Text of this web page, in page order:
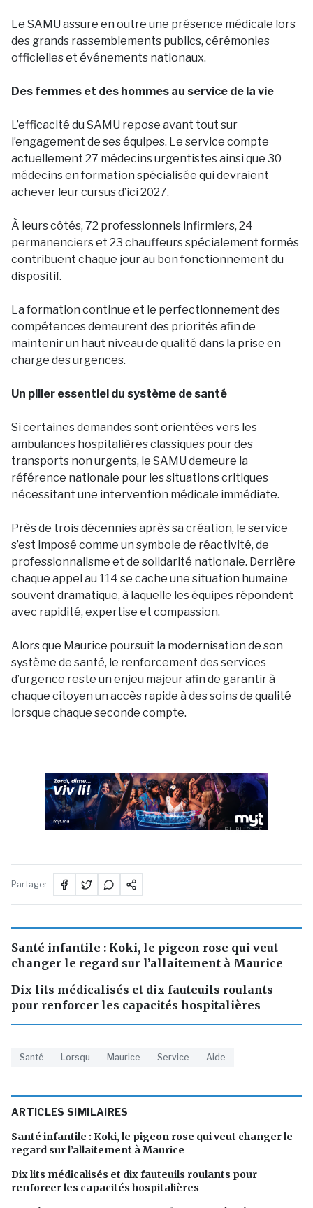
Le SAMU assure en outre une présence médicale lors
des grands rassemblements publics, cérémonies
officielles et événements nationaux.
Des femmes et des hommes au service de la vie
L’efficacité du SAMU repose avant tout sur
l’engagement de ses équipes. Le service compte
actuellement 27 médecins urgentistes ainsi que 30
médecins en formation spécialisée qui devraient
achever leur cursus d’ici 2027.
À leurs côtés, 72 professionnels infirmiers, 24
permanenciers et 23 chauffeurs spécialement formés
contribuent chaque jour au bon fonctionnement du
dispositif.
La formation continue et le perfectionnement des
compétences demeurent des priorités afin de
maintenir un haut niveau de qualité dans la prise en
charge des urgences.
Un pilier essentiel du système de santé
Si certaines demandes sont orientées vers les
ambulances hospitalières classiques pour des
transports non urgents, le SAMU demeure la
référence nationale pour les situations critiques
nécessitant une intervention médicale immédiate.
Près de trois décennies après sa création, le service
s’est imposé comme un symbole de réactivité, de
professionnalisme et de solidarité nationale. Derrière
chaque appel au 114 se cache une situation humaine
souvent dramatique, à laquelle les équipes répondent
avec rapidité, expertise et compassion.
Alors que Maurice poursuit la modernisation de son
système de santé, le renforcement des services
d’urgence reste un enjeu majeur afin de garantir à
chaque citoyen un accès rapide à des soins de qualité
lorsque chaque seconde compte.
PUBLICITÉ
Partager
Santé infantile : Koki, le pigeon rose qui veut
changer le regard sur l’allaitement à Maurice
Dix lits médicalisés et dix fauteuils roulants
pour renforcer les capacités hospitalières
Santé Lorsqu Maurice Service Aide
ARTICLES SIMILAIRES
Santé infantile : Koki, le pigeon rose qui veut changer le
regard sur l’allaitement à Maurice
Dix lits médicalisés et dix fauteuils roulants pour
renforcer les capacités hospitalières